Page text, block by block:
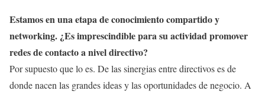
Estamos en una etapa de conocimiento compartido y
networking. ¿Es imprescindible para su actividad promover
redes de contacto a nivel directivo?
Por supuesto que lo es. De las sinergias entre directivos es de
donde nacen las grandes ideas y las oportunidades de negocio. A